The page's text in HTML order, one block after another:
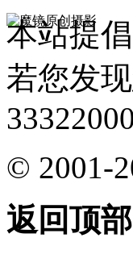
本站提
若您发
© 2001-
返回顶部